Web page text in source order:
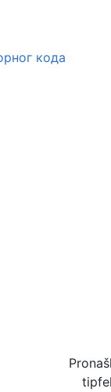
кода